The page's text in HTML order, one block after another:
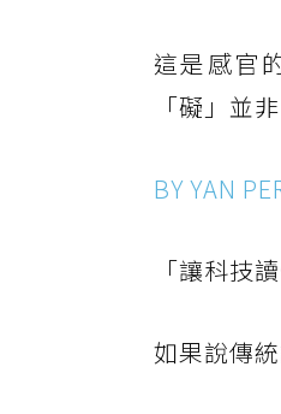
這是感官
「礙」並
BY YAN
「讓科技
如果說傳